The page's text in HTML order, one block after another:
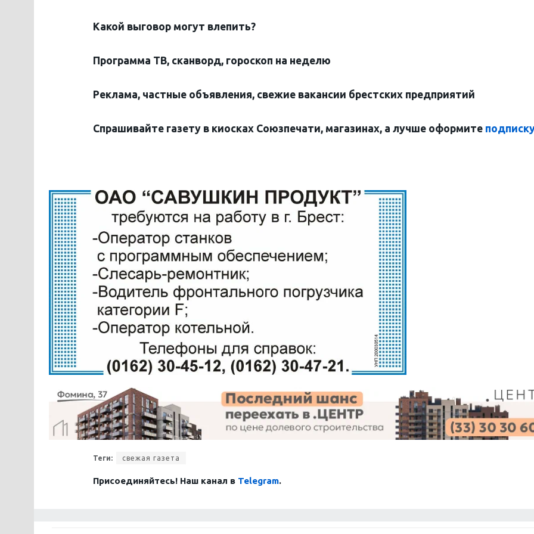
Какой выговор могут влепить?
Программа ТВ, сканворд, гороскоп на неделю
Реклама, частные объявления, свежие вакансии брестских предприятий
Спрашивайте газету в киосках Союзпечати, магазинах, а лучше оформите
Теги: свежая газета
Присоединяйтесь! Наш канал в Telegram.